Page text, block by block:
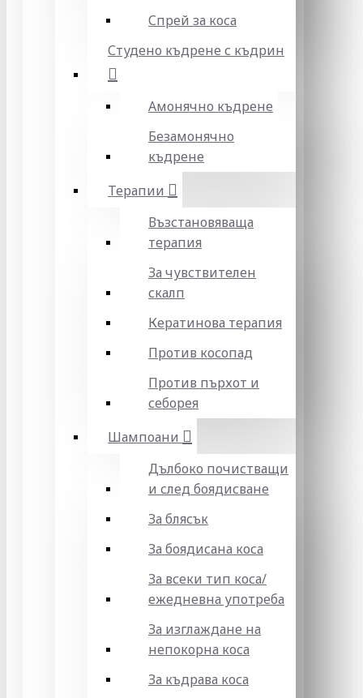
Спрей за коса
Студено къдрене с къдрин
Амонячно къдрене
Безамонячно
къдрене
Терапии
Възстановяваща
терапия
За чувствителен
скалп
Кератинова терапия
Против косопад
Против пърхот и
себорея
Шампоани
Дълбоко почистващи
и след боядисване
За блясък
За боядисана коса
За всеки тип коса/
ежедневна употреба
За изглаждане на
непокорна коса
За къдрава коса